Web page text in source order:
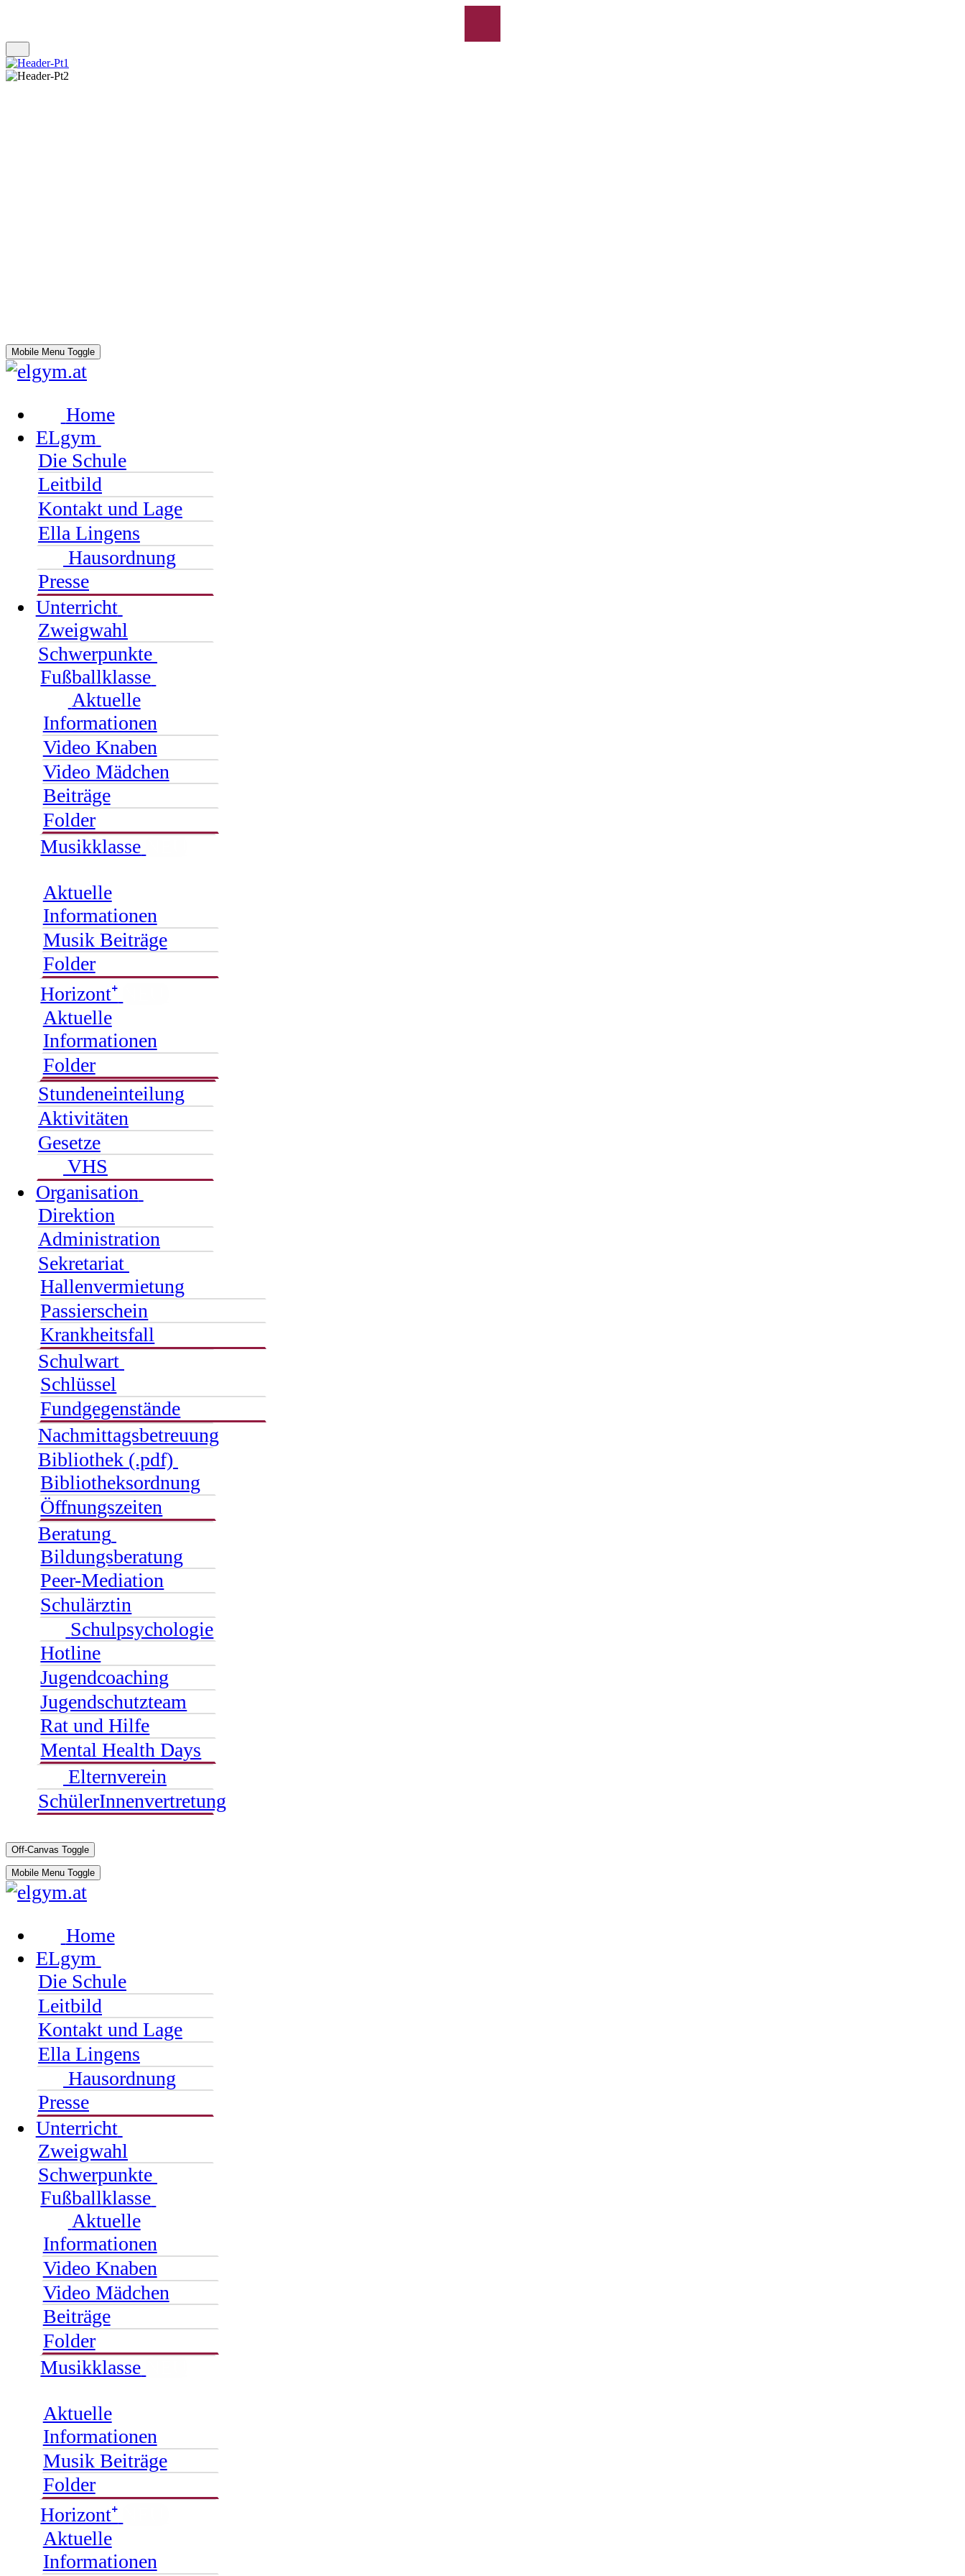
Mobile Menu Toggle
Home
ELgym
Die Schule
Leitbild
Kontakt und Lage
Ella Lingens
Hausordnung
Presse
Unterricht
Zweigwahl
Schwerpunkte
Fußballklasse
Aktuelle
Informationen
Video Knaben
Video Mädchen
Beiträge
Folder
Musikklasse
Aktuelle
Informationen
Musik Beiträge
Folder
Horizont⁺
Aktuelle
Informationen
Folder
Stundeneinteilung
Aktivitäten
Gesetze
VHS
Organisation
Direktion
Administration
Sekretariat
Hallenvermietung
Passierschein
Krankheitsfall
Schulwart
Schlüssel
Fundgegenstände
Nachmittagsbetreuung
Bibliothek (.pdf)
Bibliotheksordnung
Öffnungszeiten
Beratung
Bildungsberatung
Peer-Mediation
Schulärztin
Schulpsychologie
Hotline
Jugendcoaching
Jugendschutzteam
Rat und Hilfe
Mental Health Days
Elternverein
SchülerInnenvertretung
Off-Canvas Toggle
Mobile Menu Toggle
Home
ELgym
Die Schule
Leitbild
Kontakt und Lage
Ella Lingens
Hausordnung
Presse
Unterricht
Zweigwahl
Schwerpunkte
Fußballklasse
Aktuelle
Informationen
Video Knaben
Video Mädchen
Beiträge
Folder
Musikklasse
Aktuelle
Informationen
Musik Beiträge
Folder
Horizont⁺
Aktuelle
Informationen